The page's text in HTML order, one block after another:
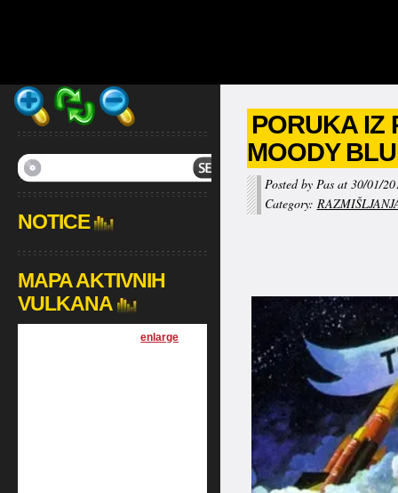
PORUKA IZ
MOODY
Posted by Pas at 30/01/
Category:
NOTICE
MAPA AKTIVNIH
VULKANA
[enlarge